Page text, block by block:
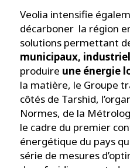
Veolia intensifie
décarboner la région
solutions permettant
municipaux,
produire une énergie
la matière, le Groupe
côtés de Tarshid,
Normes, de la
le cadre du premier
énergétique du pays
série de mesures